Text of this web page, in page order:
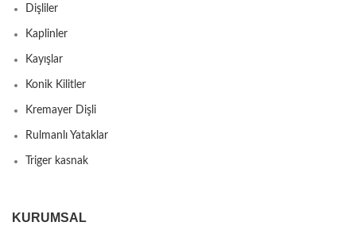
Dişliler
Kaplinler
Kayışlar
Konik Kilitler
Kremayer Dişli
Rulmanlı Yataklar
Triger kasnak
KURUMSAL